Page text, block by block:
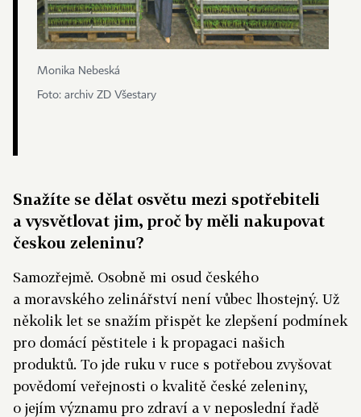
Monika Nebeská
Foto: archiv ZD Všestary
Snažíte se dělat osvětu mezi spotřebiteli
a vysvětlovat jim, proč by měli nakupovat
českou zeleninu?
Samozřejmě. Osobně mi osud českého
a moravského zelinářství není vůbec lhostejný. Už
několik let se snažím přispět ke zlepšení podmínek
pro domácí pěstitele i k propagaci našich
produktů. To jde ruku v ruce s potřebou zvyšovat
povědomí veřejnosti o kvalitě české zeleniny,
o jejím významu pro zdraví a v neposlední řadě